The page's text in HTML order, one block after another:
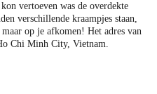
vertoeven was de overdekte
verschillende kraampjes staan,
op je afkomen! Het adres van
Chi Minh City, Vietnam.